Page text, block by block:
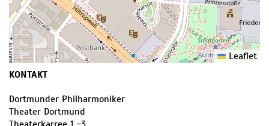
Leaflet
KONTAKT
Dortmunder Philharmoniker
Theater Dortmund